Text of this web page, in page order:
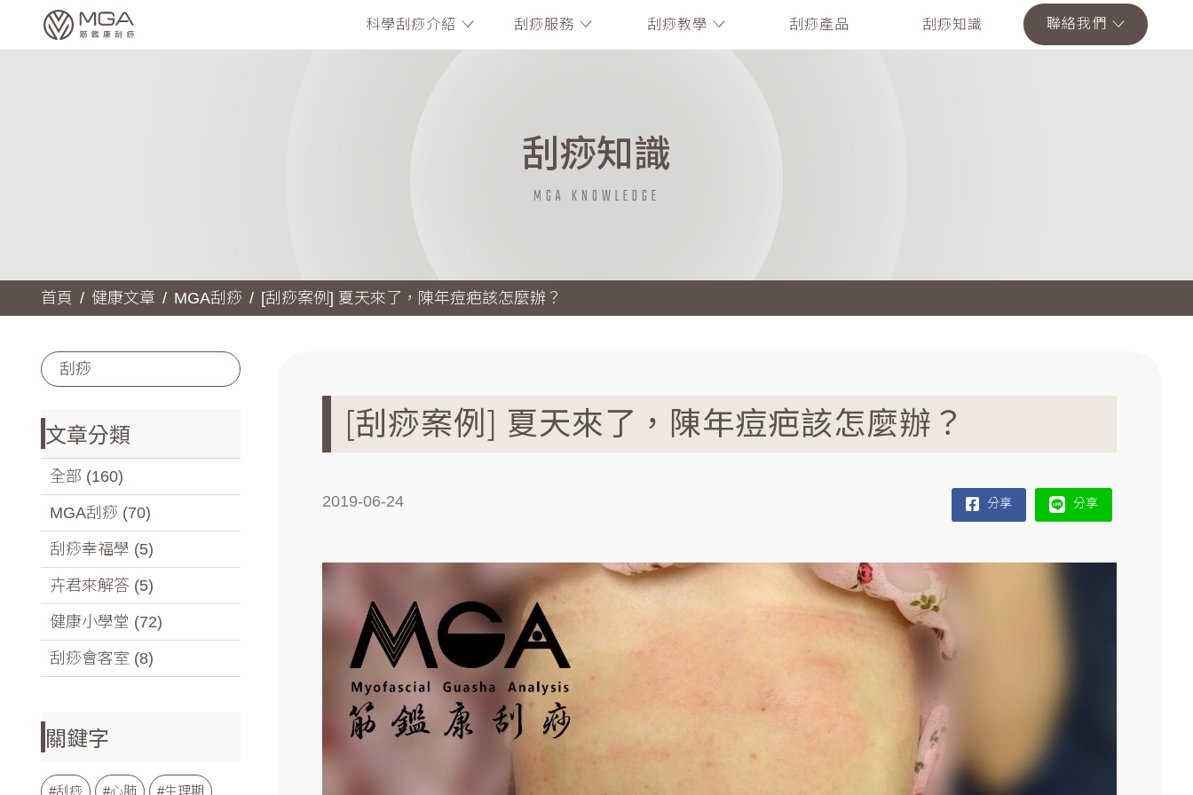
科學刮痧介紹 刮痧服務 刮痧教學 刮痧產品 刮痧知識 聯絡我們
刮痧知識
MGA KNOWLEDGE
首頁 健康文章 MGA刮痧 [刮痧案例] 夏天來了，陳年痘疤該怎麼辦？
文章分類
全部 (160)
MGA刮痧 (70)
刮痧幸福學 (5)
卉君來解答 (5)
健康小學堂 (72)
刮痧會客室 (8)
關鍵字
#刮痧 #心肺 #生理期
[刮痧案例] 夏天來了，陳年痘疤該怎麼辦？
2019-06-24 分享 分享